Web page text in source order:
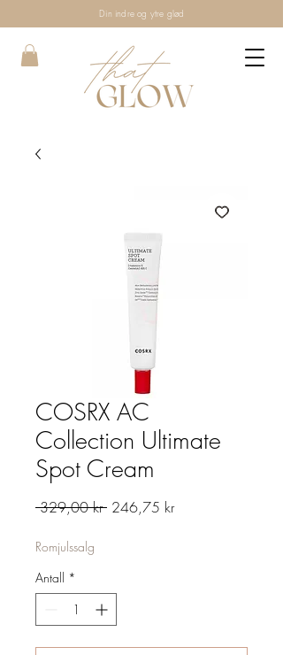
Din indre og ytre glød
COSRX AC
Collection Ultimate
Spot Cream
329,00 kr Vanlig
246,75 krSalgspris
Romjulssalg
Antall *